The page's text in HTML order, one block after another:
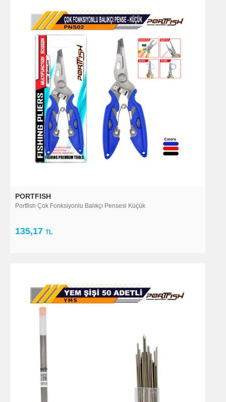
PORTFISH
Portfish Çok Fonksiyonlu Balıkçı Pensesi Küçük
135,17 TL